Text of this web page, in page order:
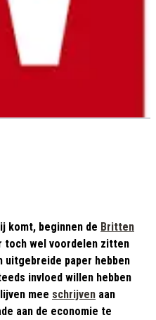
komt, beginnen de Britten
toch wel voordelen zitten
uitgebreide paper hebben
invloed willen hebben
mee schrijven aan
aan de economie te